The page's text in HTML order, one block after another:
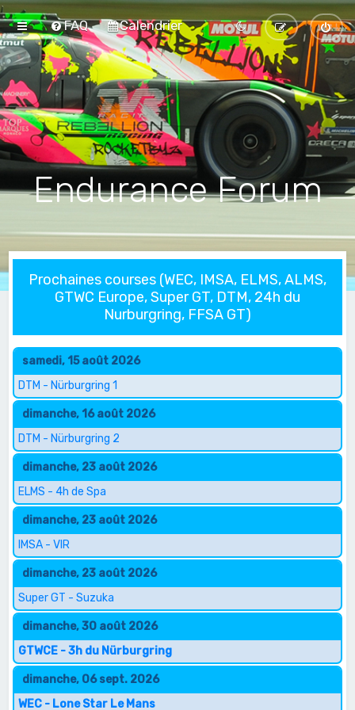
FAQ Calendrier
Endurance Forum
Prochaines courses (WEC, IMSA, ELMS, ALMS,
GTWC Europe, Super GT, DTM, 24h du
Nurburgring, FFSA GT)
samedi, 15 août 2026
DTM - Nürburgring 1
dimanche, 16 août 2026
DTM - Nürburgring 2
dimanche, 23 août 2026
ELMS - 4h de Spa
dimanche, 23 août 2026
IMSA - VIR
dimanche, 23 août 2026
Super GT - Suzuka
dimanche, 30 août 2026
GTWCE - 3h du Nürburgring
dimanche, 06 sept. 2026
WEC - Lone Star Le Mans